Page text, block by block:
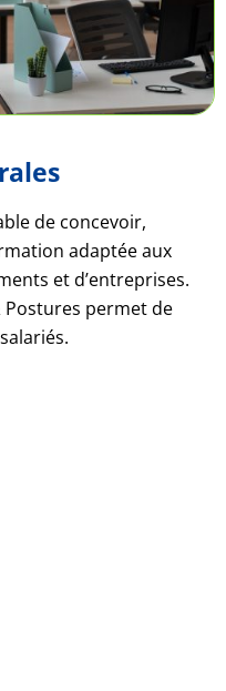
de concevoir,
adaptée aux
et d’entreprises.
permet de